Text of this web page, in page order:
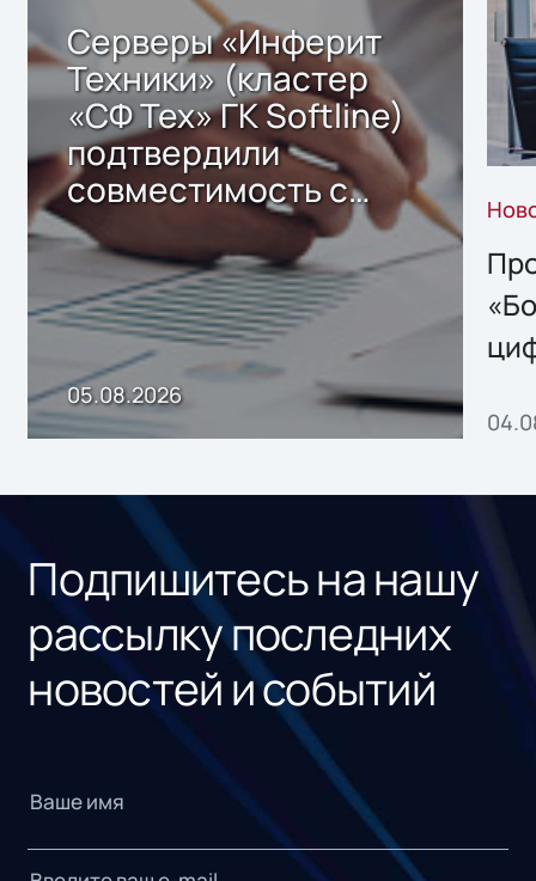
Серверы «Инферит
Техники» (кластер
«СФ Тех» ГК Softline)
подтвердили
совместимость с
решением Sharx
Storage 2.x для
хранения данных
05.08.2026
Подпишитесь на нашу
рассылку последних
новостей и событий